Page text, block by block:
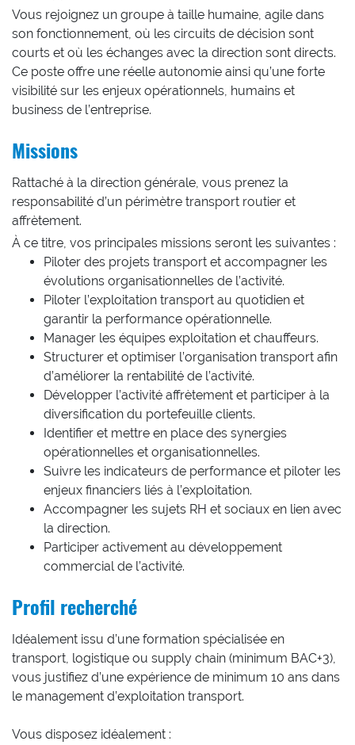
Vous rejoignez un groupe à taille humaine, agile dans
son fonctionnement, où les circuits de décision sont
courts et où les échanges avec la direction sont directs.
Ce poste offre une réelle autonomie ainsi qu’une forte
visibilité sur les enjeux opérationnels, humains et
business de l’entreprise.
Missions
Rattaché à la direction générale, vous prenez la
responsabilité d’un périmètre transport routier et
affrètement.
À ce titre, vos principales missions seront les suivantes :
Piloter des projets transport et accompagner les
évolutions organisationnelles de l’activité.
Piloter l’exploitation transport au quotidien et
garantir la performance opérationnelle.
Manager les équipes exploitation et chauffeurs.
Structurer et optimiser l’organisation transport afin
d’améliorer la rentabilité de l’activité.
Développer l’activité affrètement et participer à la
diversification du portefeuille clients.
Identifier et mettre en place des synergies
opérationnelles et organisationnelles.
Suivre les indicateurs de performance et piloter les
enjeux financiers liés à l’exploitation.
Accompagner les sujets RH et sociaux en lien avec
la direction.
Participer activement au développement
commercial de l’activité.
Profil recherché
Idéalement issu d’une formation spécialisée en
transport, logistique ou supply chain (minimum BAC+3),
vous justifiez d’une expérience de minimum 10 ans dans
le management d’exploitation transport.
Vous disposez idéalement :